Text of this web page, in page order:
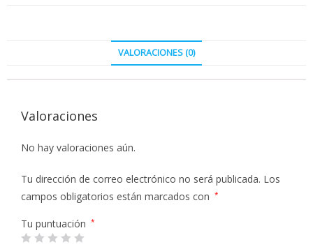
VALORACIONES (0)
Valoraciones
No hay valoraciones aún.
Tu dirección de correo electrónico no será publicada. Los
campos obligatorios están marcados con *
Tu puntuación *